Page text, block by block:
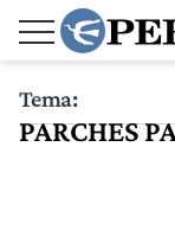
Tema:
PARCHES